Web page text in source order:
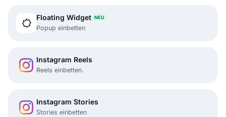
Floating Widget NEU
Popup einbetten
Instagram Reels
Reels einbetten.
Instagram Stories
Stories einbetten